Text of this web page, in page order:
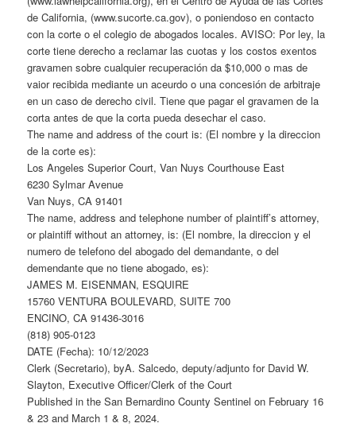
de California, (www.sucorte.ca.gov), o poniendoso en contacto
con la corte o el colegio de abogados locales. AVISO: Por ley, la
corte tiene derecho a reclamar las cuotas y los costos exentos
gravamen sobre cualquier recuperación da $10,000 o mas de
vaior recibida mediante un aceurdo o una concesión de arbitraje
en un caso de derecho civil. Tiene que pagar el gravamen de la
corta antes de que la corta pueda desechar el caso.
The name and address of the court is: (El nombre y la direccion
de la corte es):
Los Angeles Superior Court, Van Nuys Courthouse East
6230 Sylmar Avenue
Van Nuys, CA 91401
The name, address and telephone number of plaintiff’s attorney,
or plaintiff without an attorney, is: (El nombre, la direccion y el
numero de telefono del abogado del demandante, o del
demendante que no tiene abogado, es):
JAMES M. EISENMAN, ESQUIRE
15760 VENTURA BOULEVARD, SUITE 700
ENCINO, CA 91436-3016
(818) 905-0123
DATE (Fecha): 10/12/2023
Clerk (Secretario), byA. Salcedo, deputy/adjunto for David W.
Slayton, Executive Officer/Clerk of the Court
Published in the San Bernardino County Sentinel on February 16
& 23 and March 1 & 8, 2024.